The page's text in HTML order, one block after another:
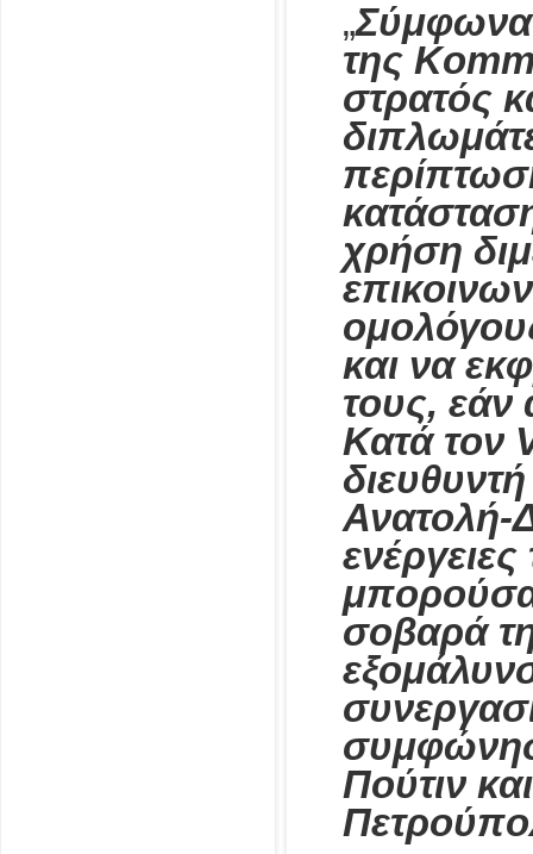
„Σύμφωνα
της
στρατός
χρήση
και να
τους, εάν
Κατά τον
Ανατολή-
σοβαρά
Πούτιν